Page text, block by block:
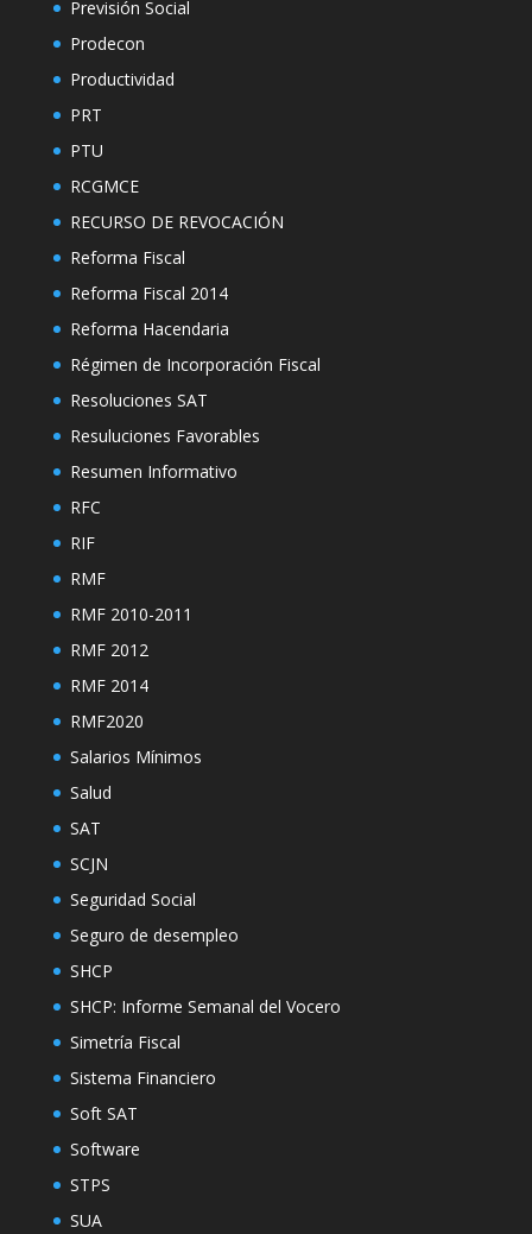
Previsión Social
Prodecon
Productividad
PRT
PTU
RCGMCE
RECURSO DE REVOCACIÓN
Reforma Fiscal
Reforma Fiscal 2014
Reforma Hacendaria
Régimen de Incorporación Fiscal
Resoluciones SAT
Resuluciones Favorables
Resumen Informativo
RFC
RIF
RMF
RMF 2010-2011
RMF 2012
RMF 2014
RMF2020
Salarios Mínimos
Salud
SAT
SCJN
Seguridad Social
Seguro de desempleo
SHCP
SHCP: Informe Semanal del Vocero
Simetría Fiscal
Sistema Financiero
Soft SAT
Software
STPS
SUA